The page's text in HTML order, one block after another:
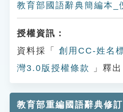
教育部國語辭典簡編本_
授權資訊：
資料採「
創用CC-姓名
灣3.0版授權條款
」釋出
教育部重編國語辭典修